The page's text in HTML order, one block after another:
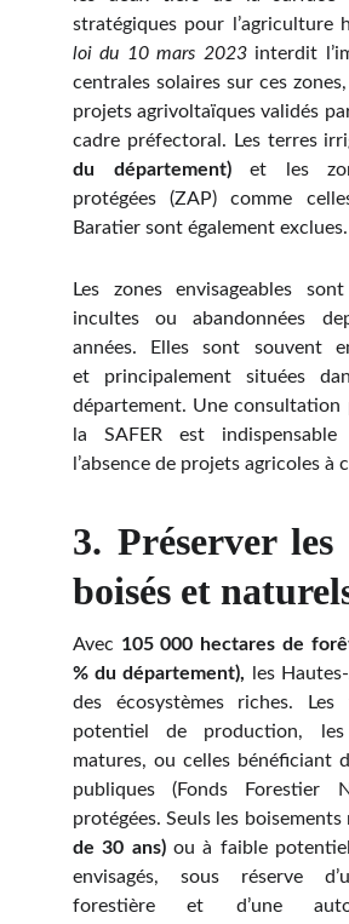
stratégiques pour l’agriculture
loi du 10 mars 2023interdit
centrales solaires sur ces
projets agrivoltaïques validés
cadre préfectoral. Les terres
du département)et les
protégées (ZAP) comme
Baratier sont également exclues.
Les zones envisageables sont
incultes ou abandonnées
années. Elles sont souvent
et principalement situées
département. Une consultation
la SAFER est
l’absence de projets agricoles à
3. Préserver les
boisés et
Avec 105 000 hectares de
% du département), les
des écosystèmes riches.
potentiel de production, les
matures, ou celles bénéficiant
publiques (Fonds Forestier
protégées. Seuls les boisements
de 30 ans)ou à faible
envisagés, sous réserve
forestière et d’une